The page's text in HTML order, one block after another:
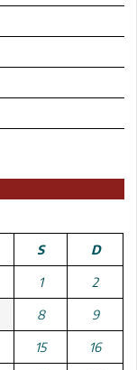
S D
1 2
8 9
15 16